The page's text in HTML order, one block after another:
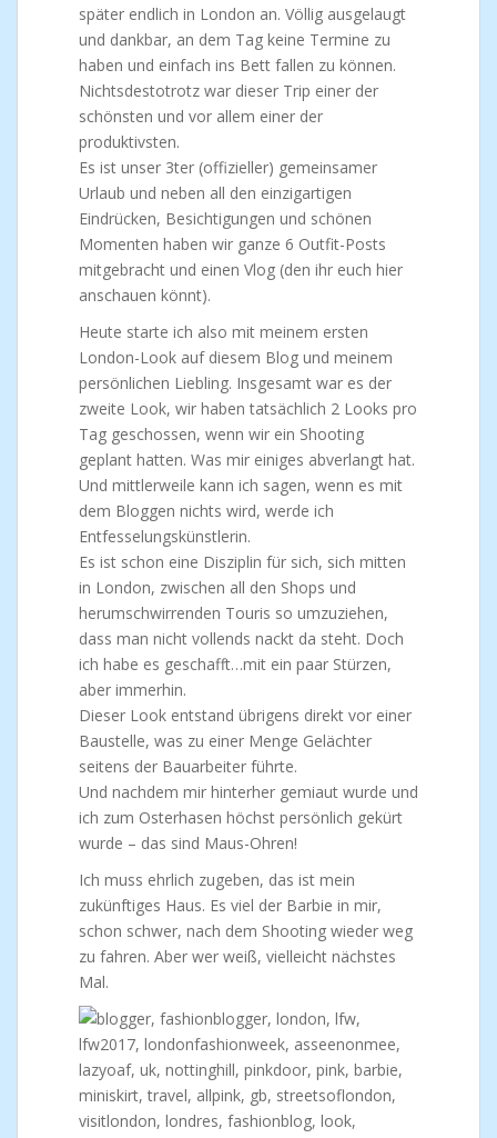
später endlich in London an. Völlig ausgelaugt
und dankbar, an dem Tag keine Termine zu
haben und einfach ins Bett fallen zu können.
Nichtsdestotrotz war dieser Trip einer der
schönsten und vor allem einer der
produktivsten.
Es ist unser 3ter (offizieller) gemeinsamer
Urlaub und neben all den einzigartigen
Eindrücken, Besichtigungen und schönen
Momenten haben wir ganze 6 Outfit-Posts
mitgebracht und einen Vlog (den ihr euch hier
anschauen könnt).
Heute starte ich also mit meinem ersten
London-Look auf diesem Blog und meinem
persönlichen Liebling. Insgesamt war es der
zweite Look, wir haben tatsächlich 2 Looks pro
Tag geschossen, wenn wir ein Shooting
geplant hatten. Was mir einiges abverlangt hat.
Und mittlerweile kann ich sagen, wenn es mit
dem Bloggen nichts wird, werde ich
Entfesselungskünstlerin.
Es ist schon eine Disziplin für sich, sich mitten
in London, zwischen all den Shops und
herumschwirrenden Touris so umzuziehen,
dass man nicht vollends nackt da steht. Doch
ich habe es geschafft…mit ein paar Stürzen,
aber immerhin.
Dieser Look entstand übrigens direkt vor einer
Baustelle, was zu einer Menge Gelächter
seitens der Bauarbeiter führte.
Und nachdem mir hinterher gemiaut wurde und
ich zum Osterhasen höchst persönlich gekürt
wurde – das sind Maus-Ohren!
Ich muss ehrlich zugeben, das ist mein
zukünftiges Haus. Es viel der Barbie in mir,
schon schwer, nach dem Shooting wieder weg
zu fahren. Aber wer weiß, vielleicht nächstes
Mal.